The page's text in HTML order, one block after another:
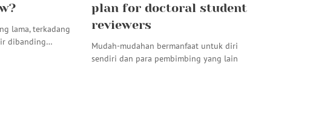
lama, terkadang
dibanding…
plan for doctoral student
reviewers
Mudah-mudahan bermanfaat untuk diri
sendiri dan para pembimbing yang lain